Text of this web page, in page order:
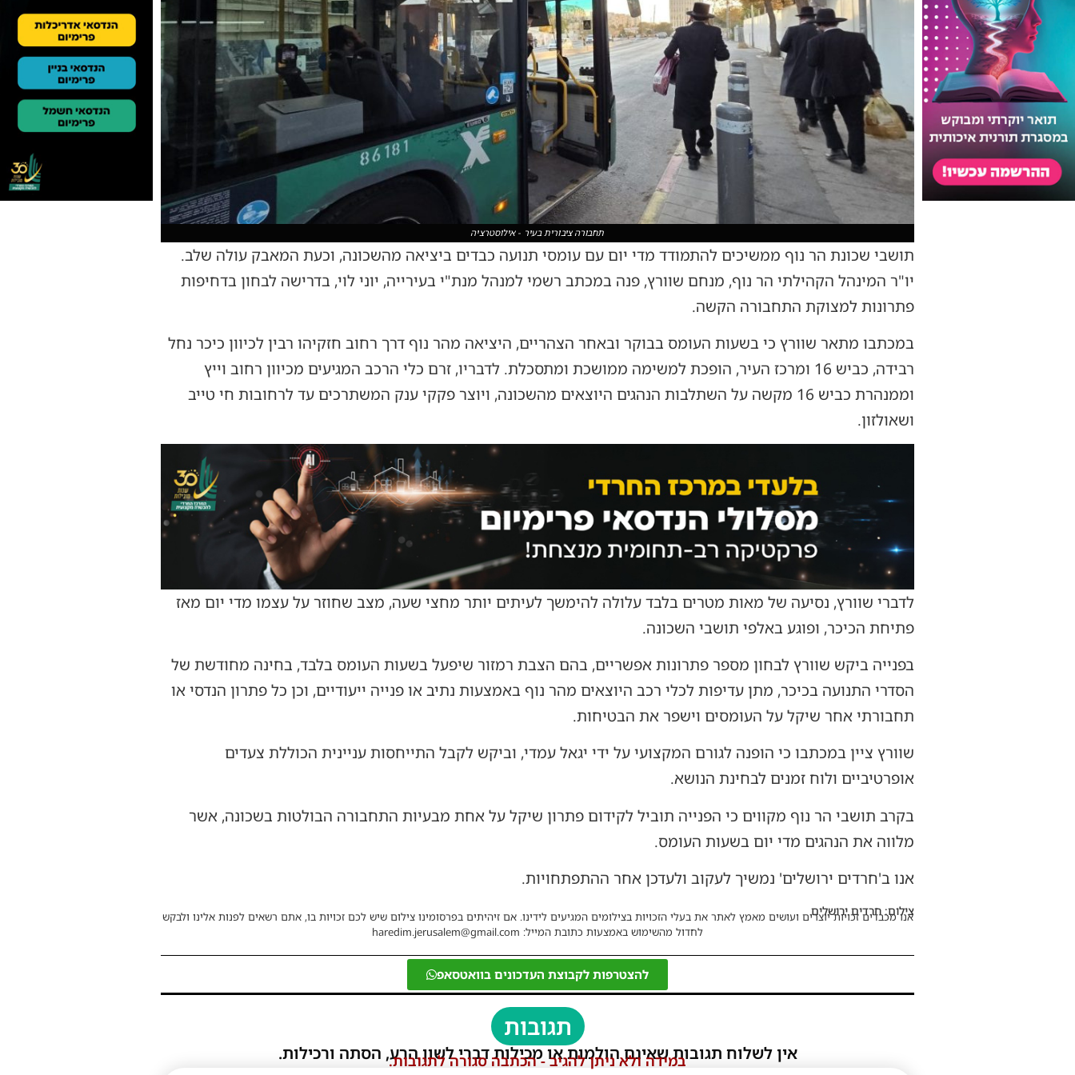
תחבורה ציבורית בעיר - אילוסטרציה
תושבי שכונת הר נוף ממשיכים להתמודד מדי יום עם עומסי תנועה כבדים ביציאה מהשכונה, וכעת המאבק עולה שלב.
יו"ר המינהל הקהילתי הר נוף, מנחם שוורץ, פנה במכתב רשמי למנהל מנת"י בעירייה, יוני לוי, בדרישה לבחון בדחיפות
פתרונות למצוקת התחבורה הקשה.
במכתבו מתאר שוורץ כי בשעות העומס בבוקר ובאחר הצהריים, היציאה מהר נוף דרך רחוב חזקיהו רבין לכיוון כיכר נחל
רבידה, כביש 16 ומרכז העיר, הופכת למשימה ממושכת ומתסכלת. לדבריו, זרם כלי הרכב המגיעים מכיוון רחוב וייץ
וממנהרת כביש 16 מקשה על השתלבות הנהגים היוצאים מהשכונה, ויוצר פקקי ענק המשתרכים עד לרחובות חי טייב
ושאולזון.
לדברי שוורץ, נסיעה של מאות מטרים בלבד עלולה להימשך לעיתים יותר מחצי שעה, מצב שחוזר על עצמו מדי יום מאז
פתיחת הכיכר, ופוגע באלפי תושבי השכונה.
בפנייה ביקש שוורץ לבחון מספר פתרונות אפשריים, בהם הצבת רמזור שיפעל בשעות העומס בלבד, בחינה מחודשת של
הסדרי התנועה בכיכר, מתן עדיפות לכלי רכב היוצאים מהר נוף באמצעות נתיב או פנייה ייעודיים, וכן כל פתרון הנדסי או
תחבורתי אחר שיקל על העומסים וישפר את הבטיחות.
שוורץ ציין במכתבו כי הופנה לגורם המקצועי על ידי יגאל עמדי, וביקש לקבל התייחסות עניינית הכוללת צעדים
אופרטיביים ולוח זמנים לבחינת הנושא.
בקרב תושבי הר נוף מקווים כי הפנייה תוביל לקידום פתרון שיקל על אחת מבעיות התחבורה הבולטות בשכונה, אשר
מלווה את הנהגים מדי יום בשעות העומס.
אנו ב'חרדים ירושלים' נמשיך לעקוב ולעדכן אחר ההתפתחויות.
צילום: חרדים ירושלים
אנו מכבדים זכויות יוצרים ועושים מאמץ לאתר את בעלי הזכויות בצילומים המגיעים לידינו. אם זיהיתים בפרסומינו צילום שיש לכם זכויות בו, אתם רשאים לפנות אלינו ולבקש
לחדול מהשימוש באמצעות כתובת המייל: haredim.jerusalem@gmail.com
להצטרפות לקבוצת העדכונים בוואטסאפ
תגובות
אין לשלוח תגובות שאינם הולמות או מכילות דברי לשון הרע, הסתה ורכילות.
במידה ולא ניתן להגיב - הכתבה סגורה לתגובות.